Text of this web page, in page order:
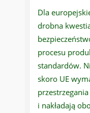
Dla
drobna
procesu
standardów.
skoro UE
i nakładają